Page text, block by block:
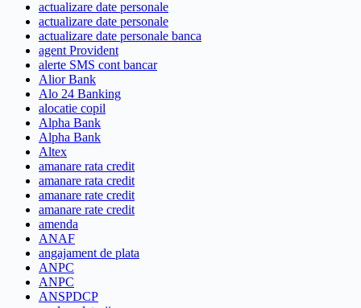
actualizare date personale
actualizare date personale
actualizare date personale banca
agent Provident
alerte SMS cont bancar
Alior Bank
Alo 24 Banking
alocatie copil
Alpha Bank
Alpha Bank
Altex
amanare rata credit
amanare rata credit
amanare rate credit
amanare rate credit
amenda
ANAF
angajament de plata
ANPC
ANPC
ANSPDCP